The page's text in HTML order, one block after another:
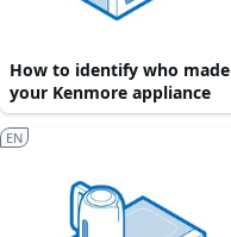
How to identify who made
your Kenmore appliance
EN